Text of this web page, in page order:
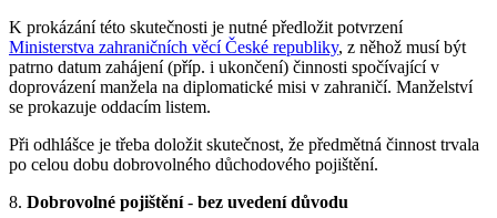
K prokázání této skutečnosti je nutné předložit potvrzení
Ministerstva zahraničních věcí České republiky, z něhož musí být
patrno datum zahájení (příp. i ukončení) činnosti spočívající v
doprovázení manžela na diplomatické misi v zahraničí. Manželství
se prokazuje oddacím listem.
Při odhlášce je třeba doložit skutečnost, že předmětná činnost trvala
po celou dobu dobrovolného důchodového pojištění.
8. Dobrovolné pojištění- bez uvedení důvodu